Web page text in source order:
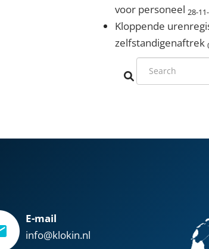
voor personeel 28-
Kloppende
zelfstandigenaftrek
E-mail
info@klokin.nl